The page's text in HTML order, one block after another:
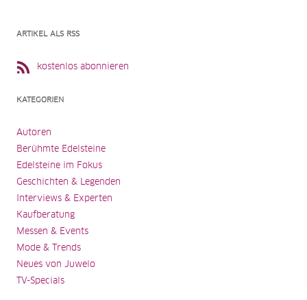
ARTIKEL ALS RSS
kostenlos abonnieren
KATEGORIEN
Autoren
Berühmte Edelsteine
Edelsteine im Fokus
Geschichten & Legenden
Interviews & Experten
Kaufberatung
Messen & Events
Mode & Trends
Neues von Juwelo
TV-Specials